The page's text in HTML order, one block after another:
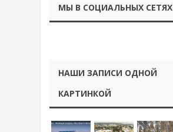
МЫ В СОЦИАЛЬНЫХ СЕТЯХ
НАШИ ЗАПИСИ ОДНОЙ
КАРТИНКОЙ